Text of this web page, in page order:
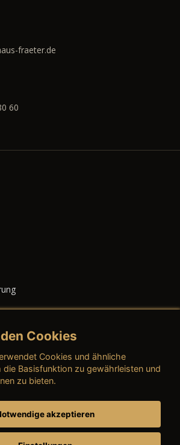
fraeter.de
60
Cookies
Cookies und ähnliche
die Basisfunktion zu gewährleisten und
zu bieten.
akzeptieren